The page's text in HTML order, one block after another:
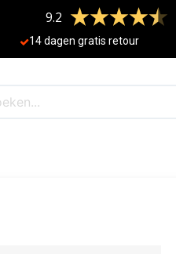
9.2
14 dagen gratis retour